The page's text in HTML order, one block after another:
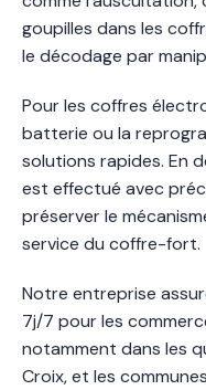
goupilles dans les
le décodage par
Pour les coffres
batterie ou la
solutions rapides. En
est effectué avec
préserver le
service du coffre-fort.
Notre entreprise
7j/7 pour les
notamment dans les
Croix, et les